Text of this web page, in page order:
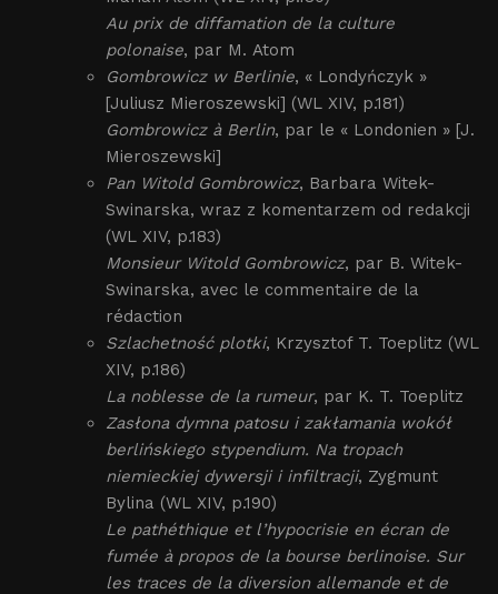
Au prix de diffamation de la culture
polonaise, par M. Atom
Gombrowicz w Berlinie, « Londyńczyk »
[Juliusz Mieroszewski] (WL XIV, p.181)
Gombrowicz à Berlin, par le « Londonien » [J.
Mieroszewski]
Pan Witold Gombrowicz, Barbara Witek-
Swinarska, wraz z komentarzem od redakcji
(WL XIV, p.183)
Monsieur Witold Gombrowicz, par B. Witek-
Swinarska, avec le commentaire de la
rédaction
Szlachetność plotki, Krzysztof T. Toeplitz (WL
XIV, p.186)
La noblesse de la rumeur, par K. T. Toeplitz
Zasłona dymna patosu i zakłamania wokół
berlińskiego stypendium. Na tropach
niemieckiej dywersji i infiltracji, Zygmunt
Bylina (WL XIV, p.190)
Le pathéthique et l’hypocrisie en écran de
fumée à propos de la bourse berlinoise. Sur
les traces de la diversion allemande et de